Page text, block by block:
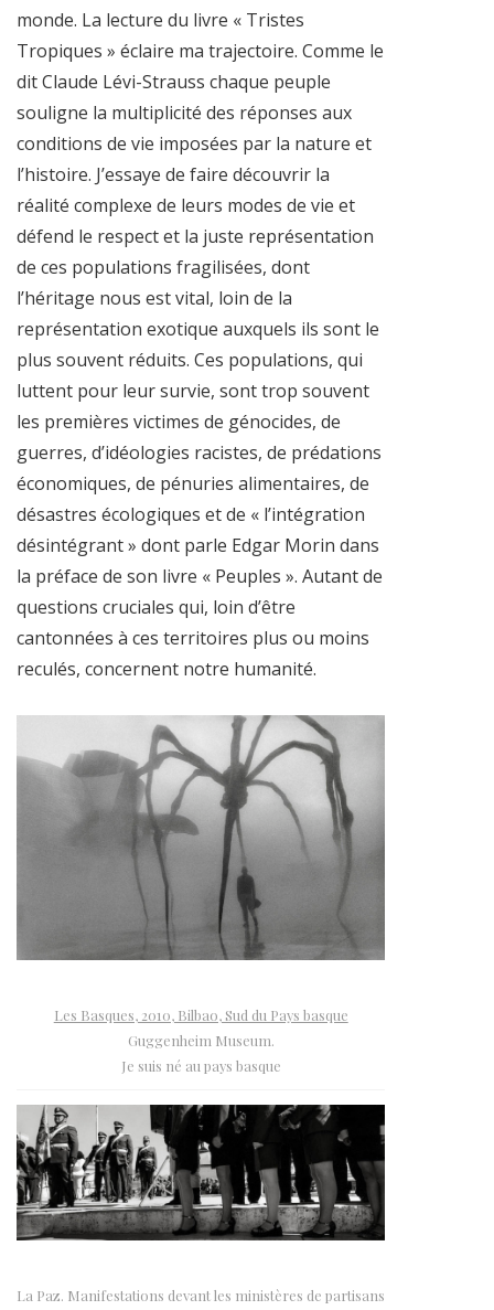
monde. La lecture du livre « Tristes
Tropiques » éclaire ma trajectoire. Comme le
dit Claude Lévi-Strauss chaque peuple
souligne la multiplicité des réponses aux
conditions de vie imposées par la nature et
l’histoire. J’essaye de faire découvrir la
réalité complexe de leurs modes de vie et
défend le respect et la juste représentation
de ces populations fragilisées, dont
l’héritage nous est vital, loin de la
représentation exotique auxquels ils sont le
plus souvent réduits. Ces populations, qui
luttent pour leur survie, sont trop souvent
les premières victimes de génocides, de
guerres, d’idéologies racistes, de prédations
économiques, de pénuries alimentaires, de
désastres écologiques et de « l’intégration
désintégrant » dont parle Edgar Morin dans
la préface de son livre « Peuples ». Autant de
questions cruciales qui, loin d’être
cantonnées à ces territoires plus ou moins
reculés, concernent notre humanité.
Les Basques, 2010, Bilbao, Sud du Pays basque
Guggenheim Museum.
Je suis né au pays basque
La Paz. Manifestations devant les ministères de partisans